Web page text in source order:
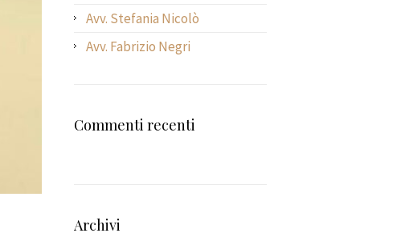
Avv. Stefania Nicolò
Avv. Fabrizio Negri
Commenti recenti
Archivi